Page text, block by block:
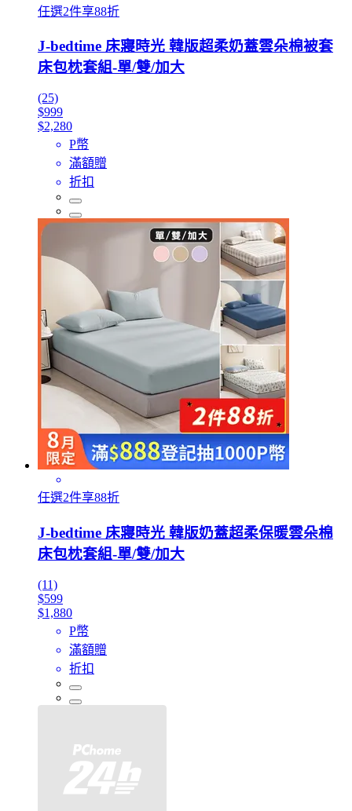
任選2件享88折
J-bedtime 床寢時光 韓版超柔奶蓋雲朵棉被套
床包枕套組-單/雙/加大
(25)
$999
$2,280
P幣
滿額贈
折扣
任選2件享88折
J-bedtime 床寢時光 韓版奶蓋超柔保暖雲朵棉
床包枕套組-單/雙/加大
(11)
$599
$1,880
P幣
滿額贈
折扣